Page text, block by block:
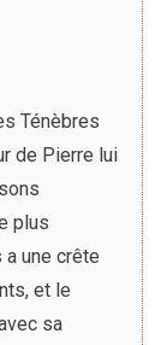
Ténèbres
de Pierre lui
plus
une crête
et le
sa